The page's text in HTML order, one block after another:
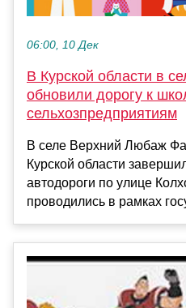
06:00, 10 Дек
В Курской области в
обновили дорогу к
сельхозпредприятиям
В селе Верхний Любаж
Курской области
автодороги по улице
проводились в рамках